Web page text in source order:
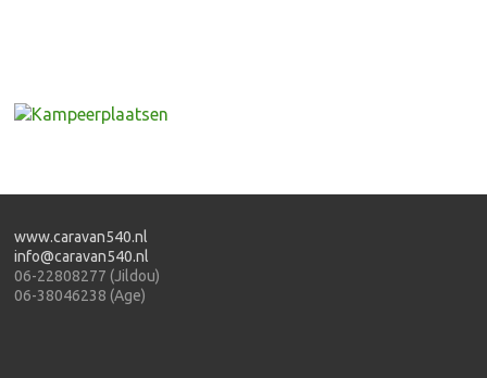
www.caravan540.nl
info@caravan540.nl
06-22808277 (Jildou)
06-38046238 (Age)